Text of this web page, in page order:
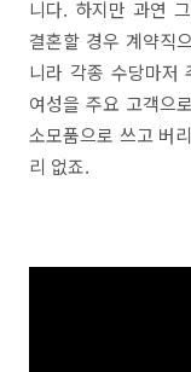
니다. 하지만 과연
결혼할 경우 계약직
니라 각종 수당마저
여성을 주요 고객으
소모품으로 쓰고 버
리 없죠.